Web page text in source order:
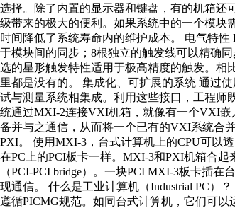
选择。除了内置的显示器和键盘，有的机箱还
级带来的极大的便利。如果系统中的一个模块
时间降低了系统寿命内的维护成本。 电气特
于模块间的同步；8根独立的触发线可以精确
选的星形触发特性适用于极高精度的触发。相
里都是没有的。 集成化、可扩展的系统 通过
试与测量系统相集成。利用这些接口，工程师
统通过MXI-2连接VXI机箱，就像有一个VXI
备并与之通信，从而将一个已有的VXI系统合
PXI。 使用MXI-3，台式计算机上的CPU可以
在PC上的PCI板卡一样。MXI-3和PXI机箱合
（PCI-PCI bridge）。一块PCI MXI-3板卡插
现通信。 什么是工业计算机（Industrial PC）
遵循PICMG规范。如同台式计算机，它们可